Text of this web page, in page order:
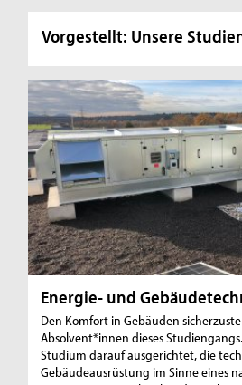
Vorgestellt: Unsere
Energie- und
Den Komfort in Gebäuden
Absolvent*innen dieses
Studium darauf ausgerichtet, die
Gebäudeausrüstung im Sinne eines